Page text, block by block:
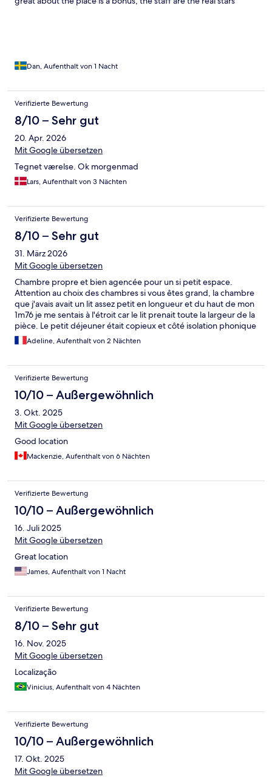
Dan, Aufenthalt von 1 Nacht
Verifizierte Bewertung
8/10 – Sehr gut
20. Apr. 2026
Mit Google übersetzen
Tegnet værelse. Ok morgenmad
Lars, Aufenthalt von 3 Nächten
Verifizierte Bewertung
8/10 – Sehr gut
31. März 2026
Mit Google übersetzen
Chambre propre et bien agencée pour un si petit espace.
Attention au choix des chambres si vous êtes grand, la chambre
que j'avais avait un lit assez petit en longueur et du haut de mon
1m76 je me sentais à l'étroit car le lit prenait toute la largeur de la
pièce. Le petit déjeuner était copieux et côté isolation phonique
bien que donnant côté tram, le bruit est bien atténué avec les
fenêtres.
Adeline, Aufenthalt von 2 Nächten
Verifizierte Bewertung
10/10 – Außergewöhnlich
3. Okt. 2025
Mit Google übersetzen
Good location
Mackenzie, Aufenthalt von 6 Nächten
Verifizierte Bewertung
10/10 – Außergewöhnlich
16. Juli 2025
Mit Google übersetzen
Great location
James, Aufenthalt von 1 Nacht
Verifizierte Bewertung
8/10 – Sehr gut
16. Nov. 2025
Mit Google übersetzen
Localização
Vinicius, Aufenthalt von 4 Nächten
Verifizierte Bewertung
10/10 – Außergewöhnlich
17. Okt. 2025
Mit Google übersetzen